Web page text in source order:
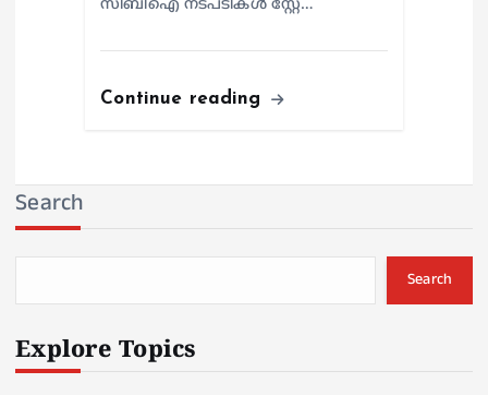
സിബിഐ നടപടികള്‍ സ്റ്റേ…
Continue reading
Search
Search
Explore Topics